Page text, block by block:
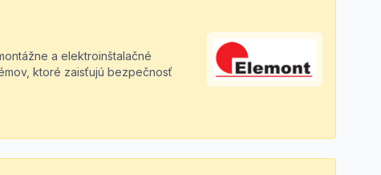
a elektroinštalačné
ktoré zaisťujú bezpečnosť